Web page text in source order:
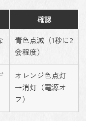
確認
青色点滅（1秒に2
会程度）
オレンジ色点灯
→消灯（電源オ
フ）